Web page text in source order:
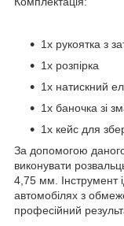
1x рукоятка з
1x розпірка
1x натискний
1x баночка зі
1х кейс для
За допомогою
виконувати
4,75 мм. Інструмент
автомобілях з
професійний